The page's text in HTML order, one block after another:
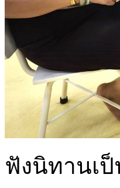
ฟังนิทานเป็